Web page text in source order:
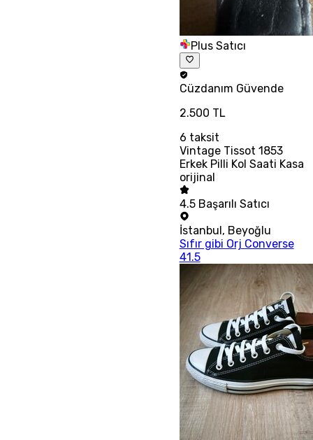
Plus Satıcı
Cüzdanım Güvende
2.500 TL
6 taksit
Vintage Tissot 1853
Erkek Pilli Kol Saati Kasa
orijinal
4.5 Başarılı Satıcı
İstanbul, Beyoğlu
Sıfır gibi Orj Converse
41.5